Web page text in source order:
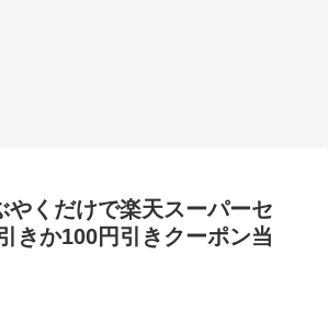
くだけで楽天スーパーセ
きか100円引きクーポン当